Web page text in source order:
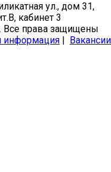
ул., дом 31,
кабинет 3
Все права защищены
информация | Вакансии